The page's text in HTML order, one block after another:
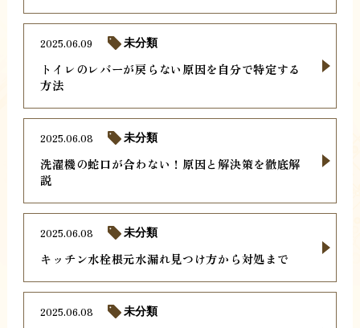
トイレのレバーが戻らない原因を自分で特定する
方法
2025.06.09 未分類
洗濯機の蛇口が合わない！原因と解決策を徹底解
説
2025.06.08 未分類
キッチン水栓根元水漏れ見つけ方から対処まで
2025.06.08 未分類
2025.06.08 未分類